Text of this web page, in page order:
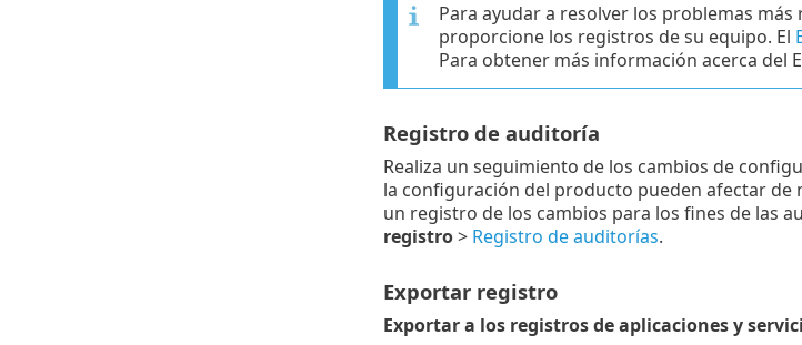
Para ayudar a resolver los problemas
proporcione los registros de su equipo. El
Para obtener más información acerca del
Registro de auditoría
Realiza un seguimiento de los cambios de
la configuración del producto pueden afectar
un registro de los cambios para los fines de las
registro> Registro de auditorías.
Exportar registro
Exportar a los registros de aplicaciones y